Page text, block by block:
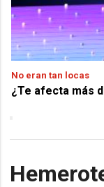
No eran tan locas
¿Te afecta más